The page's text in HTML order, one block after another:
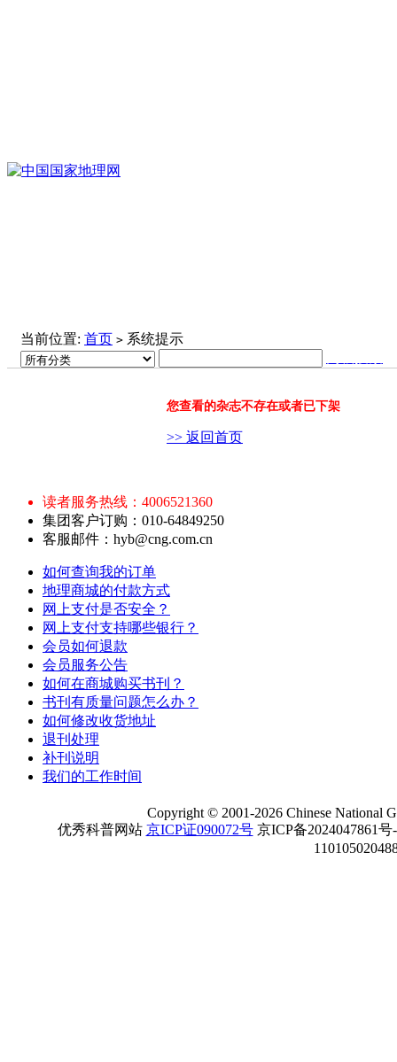
当前位置: 首页 > 系统提示
您查看的杂志不存在或者已下架
>> 返回首页
读者服务热线：4006521360
集团客户订购：010-64849250
客服邮件：hyb@cng.com.cn
如何查询我的订单
地理商城的付款方式
网上支付是否安全？
网上支付支持哪些银行？
会员如何退款
会员服务公告
如何在商城购买书刊？
书刊有质量问题怎么办？
如何修改收货地址
退刊处理
补刊说明
我们的工作时间
Copyright ©2001-2026 Chinese National
优秀科普网站 京ICP证090072号京ICP备2024047861